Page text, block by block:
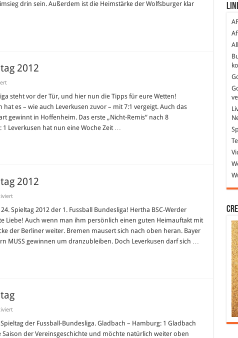
drin sein. Außerdem ist die Heimstärke der Wolfsburger klar
2012
für
26.
2012
steht vor der Tür, und hier nun die Tipps für eure Wetten!
es – wie auch Leverkusen zuvor – mit 7:1 vergeigt. Auch das
gewinnt in Hoffenheim. Das erste „Nicht-Remis“ nach 8
1 Leverkusen hat nun eine Woche Zeit …
2012
für
24.
Spieltag
2012
Spieltag 2012 der 1. Fussball Bundesliga! Hertha BSC-Werder
Liebe! Auch wenn man ihm persönlich einen guten Heimauftakt mit
der Berliner weiter. Bremen mausert sich nach oben heran. Bayer
MUSS gewinnen um dranzubleiben. Doch Leverkusen darf sich …
für
23.
Spieltag
der Fussball-Bundesliga. Gladbach – Hamburg: 1 Gladbach
der Vereinsgeschichte und möchte natürlich weiter oben